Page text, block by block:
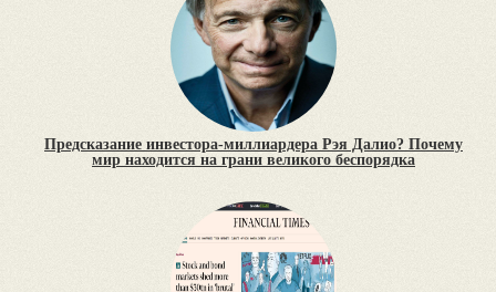
Предсказание инвестора-миллиардера Рэя Далио? Почему
мир находится на грани великого беспорядка